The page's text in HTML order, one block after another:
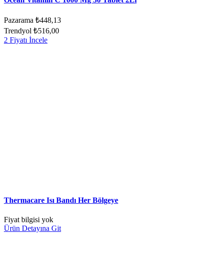
Pazarama ₺448,13
Trendyol ₺516,00
2 Fiyatı İncele
Thermacare Isı Bandı Her Bölgeye
Fiyat bilgisi yok
Ürün Detayına Git